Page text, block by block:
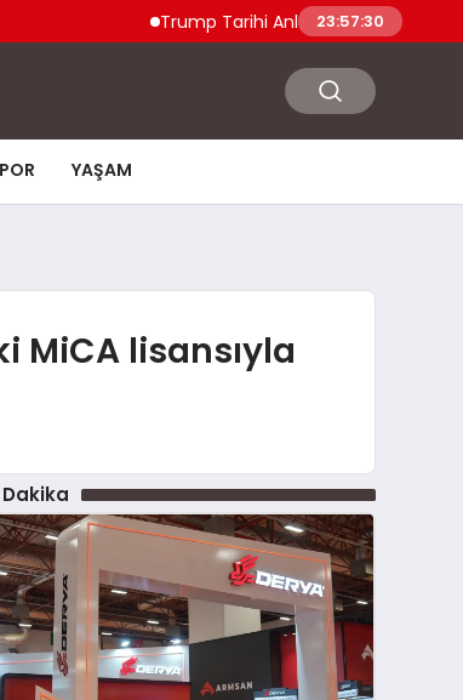
Trump Tarihi Anlaşma Duyurdu Hamas
23:57:31
YAŞAM
MiCA lisansıyla